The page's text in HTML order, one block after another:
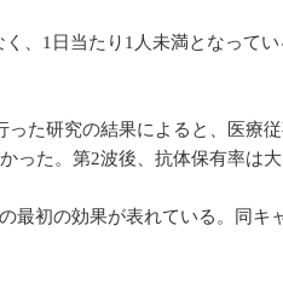
、1日当たり1人未満となってい
た研究の結果によると、医療
た。第2波後、抗体保有率は
初の効果が表れている。同キ